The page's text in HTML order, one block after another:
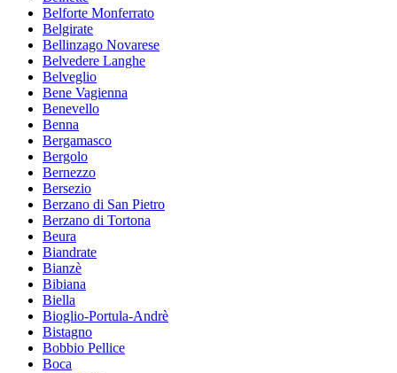
Belforte Monferrato
Belgirate
Bellinzago Novarese
Belvedere Langhe
Belveglio
Bene Vagienna
Benevello
Benna
Bergamasco
Bergolo
Bernezzo
Bersezio
Berzano di San Pietro
Berzano di Tortona
Beura
Biandrate
Bianzè
Bibiana
Biella
Bioglio-Portula-Andrè
Bistagno
Bobbio Pellice
Boca